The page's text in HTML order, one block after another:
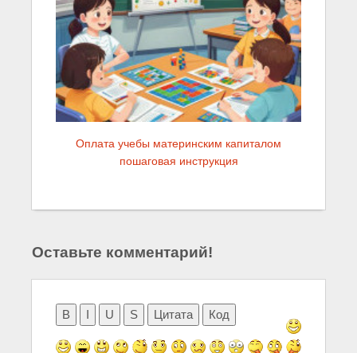
Оплата учебы материнским капиталом
пошаговая инструкция
Оставьте комментарий!
B I U S Цитата Код